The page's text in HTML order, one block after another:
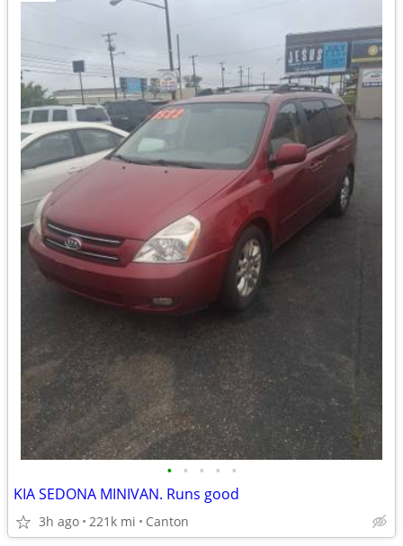
• • • • •
KIA SEDONA MINIVAN. Runs good
3h ago 221k mi Canton